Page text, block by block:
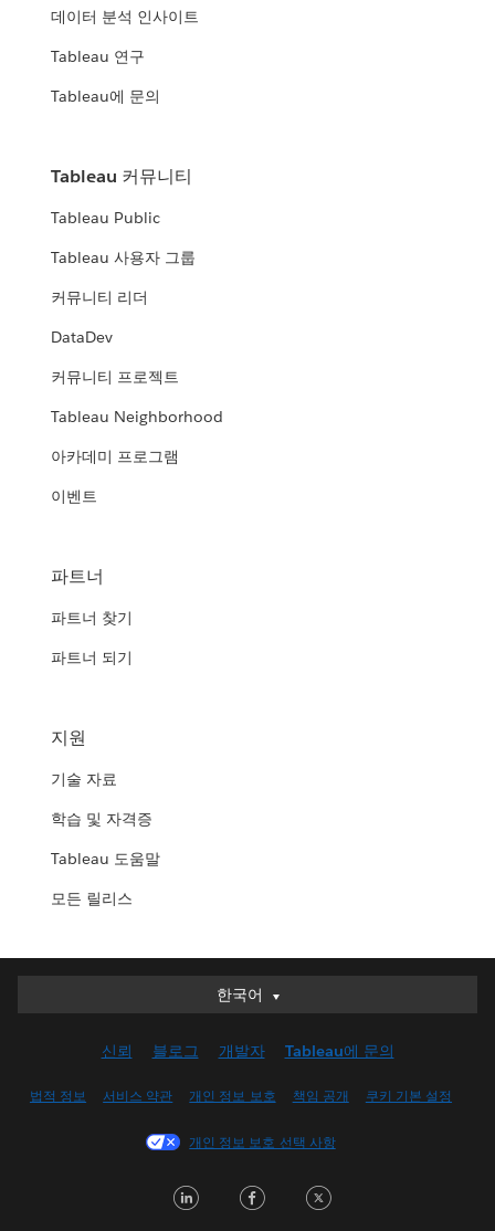
데이터 분석 인사이트
Tableau 연구
Tableau에 문의
Tableau 커뮤니티
Tableau Public
Tableau 사용자 그룹
커뮤니티 리더
DataDev
커뮤니티 프로젝트
Tableau Neighborhood
아카데미 프로그램
이벤트
파트너
파트너 찾기
파트너 되기
지원
기술 자료
학습 및 자격증
Tableau 도움말
모든 릴리스
한국어
한국어
English (UK)
Français (Canada)
Italiano
신뢰 블로그 개발자 Tableau에 문의
법적 정보 서비스 약관 개인 정보 보호 책임 공개 쿠키 기본 설정
개인 정보 보호 선택 사항
LinkedInFacebook